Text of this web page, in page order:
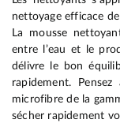
nettoyage efficace
La mousse
entre l’eau et le
délivre le bon
rapidement.
microfibre de la
sécher rapidement